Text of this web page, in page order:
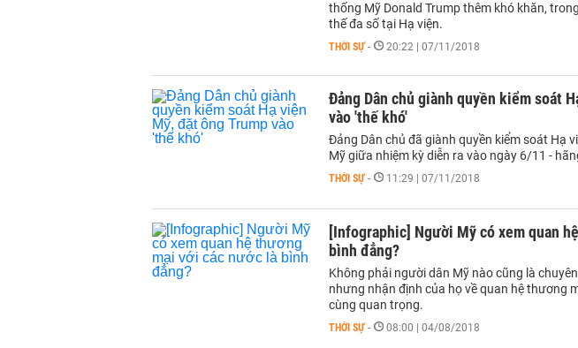
thống Mỹ Donald Trump thêm khó khăn,
thế đa số tại Hạ viện.
THỜI SỰ - 20:22 | 07/11/2018
Đảng Dân chủ giành quyền kiểm soát
vào 'thế khó'
Đảng Dân chủ đã giành quyền kiểm soát Hạ
Mỹ giữa nhiệm kỳ diễn ra vào ngày 6/11 -
THỜI SỰ - 11:29 | 07/11/2018
[Infographic] Người Mỹ có xem quan
bình đẳng?
Không phải người dân Mỹ nào cũng là
nhưng nhận định của họ về quan hệ thương
cùng quan trọng.
THỜI SỰ - 08:00 | 04/08/2018